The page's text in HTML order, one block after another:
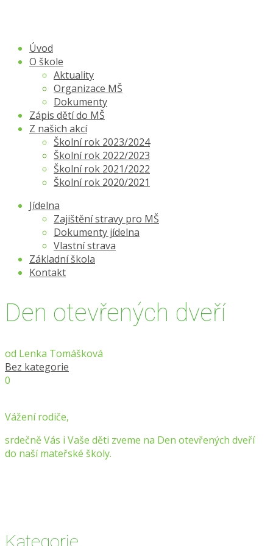
Úvod
O škole
Aktuality
Organizace MŠ
Dokumenty
Zápis dětí do MŠ
Z našich akcí
Školní rok 2023/2024
Školní rok 2022/2023
Školní rok 2021/2022
Školní rok 2020/2021
Jídelna
Zajištění stravy pro MŠ
Dokumenty jídelna
Vlastní strava
Základní škola
Kontakt
Den otevřených dveří
od Lenka Tomášková
Bez kategorie
0
Vážení rodiče,
srdečně Vás i Vaše děti zveme na Den otevřených dveří
do naší mateřské školy.
Kategorie